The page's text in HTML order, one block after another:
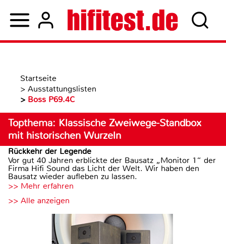
Startseite
> Ausstattungslisten
> Boss P69.4C
Topthema: Klassische Zweiwege-Standbox
mit historischen Wurzeln
Rückkehr der Legende
Vor gut 40 Jahren erblickte der Bausatz „Monitor 1“ der
Firma Hifi Sound das Licht der Welt. Wir haben den
Bausatz wieder aufleben zu lassen.
>> Mehr erfahren
>> Alle anzeigen